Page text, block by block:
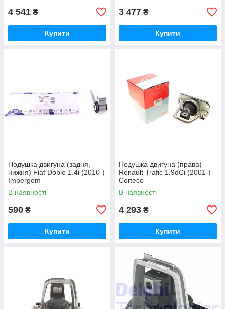
4 541 ₴
Купити
3 477 ₴
Купити
Подушка двигуна (задня,
нижня) Fiat Doblo 1.4i (2010-)
Impergom
В наявності
590 ₴
Купити
Подушка двигуна (права)
Renault Trafic 1.9dCi (2001-)
Corteco
В наявності
4 293 ₴
Купити